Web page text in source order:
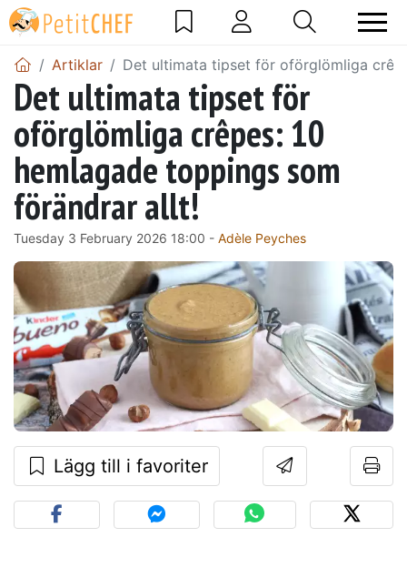
Artiklar Det ultimata tipset för oförglömliga
Det ultimata tipset för
oförglömliga crêpes: 10
hemlagade toppings som
förändrar allt!
Tuesday 3 February 2026 18:00 - Adèle Peyches
Lägg till i favoriter